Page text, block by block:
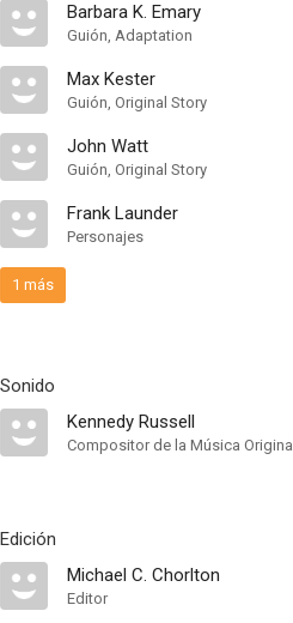
Barbara K. Emary
Guión, Adaptation
Max Kester
Guión, Original Story
John Watt
Guión, Original Story
Frank Launder
Personajes
1 más
Sonido
Kennedy Russell
Compositor de la Música Original
Edición
Michael C. Chorlton
Editor